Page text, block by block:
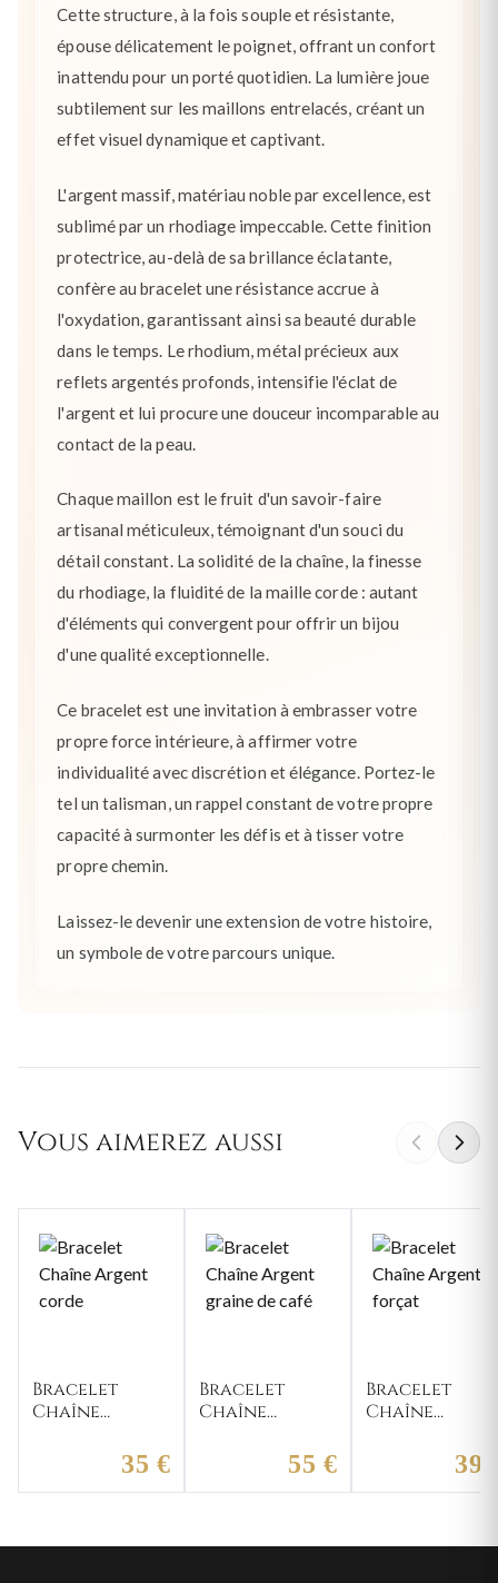
Cette structure, à la fois souple et résistante,
épouse délicatement le poignet, offrant un confort
inattendu pour un porté quotidien. La lumière joue
subtilement sur les maillons entrelacés, créant un
effet visuel dynamique et captivant.
L'argent massif, matériau noble par excellence, est
sublimé par un rhodiage impeccable. Cette finition
protectrice, au-delà de sa brillance éclatante,
confère au bracelet une résistance accrue à
l'oxydation, garantissant ainsi sa beauté durable
dans le temps. Le rhodium, métal précieux aux
reflets argentés profonds, intensifie l'éclat de
l'argent et lui procure une douceur incomparable au
contact de la peau.
Chaque maillon est le fruit d'un savoir-faire
artisanal méticuleux, témoignant d'un souci du
détail constant. La solidité de la chaîne, la finesse
du rhodiage, la fluidité de la maille corde : autant
d'éléments qui convergent pour offrir un bijou
d'une qualité exceptionnelle.
Ce bracelet est une invitation à embrasser votre
propre force intérieure, à affirmer votre
individualité avec discrétion et élégance. Portez-le
tel un talisman, un rappel constant de votre propre
capacité à surmonter les défis et à tisser votre
propre chemin.
Laissez-le devenir une extension de votre histoire,
un symbole de votre parcours unique.
Vous aimerez aussi
Bracelet
Chaîne
35 €
Bracelet
Chaîne
graine de55 €
Bracelet
Chaîne
39